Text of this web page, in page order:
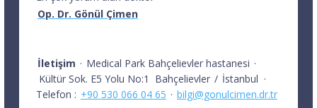
Op. Dr. Gönül Çimen
İletişim · Medical Park Bahçelievler hastanesi ·
Kültür Sok. E5 Yolu No:1
Bahçelievler / İstanbul ·
Telefon : +90 530 066 04 65 · bilgi@gonulcimen.dr.tr